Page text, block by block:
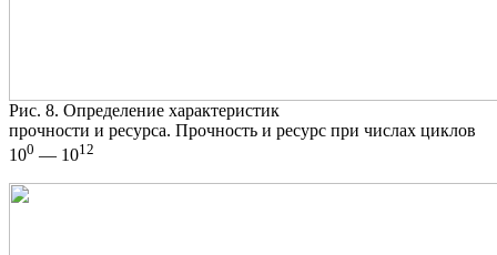
Рис. 8. Определение характеристик
прочности и ресурса. Прочность и ресурс при числах циклов
100 — 1012